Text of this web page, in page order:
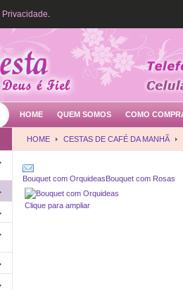
HOME QUEM SOMOS COMO
HOME CESTAS DE CAFÉ DA MANHÃ
Bouquet com OrquideasBouquet com Rosas
Clique para ampliar
Privacidade.